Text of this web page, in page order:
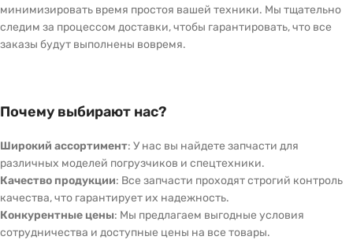
минимизировать время простоя вашей техники. Мы тщательно
следим за процессом доставки, чтобы гарантировать, что все
заказы будут выполнены вовремя.
Почему выбирают нас?
Широкий ассортимент: У нас вы найдете запчасти для
различных моделей погрузчиков и спецтехники.
Качество продукции: Все запчасти проходят строгий контроль
качества, что гарантирует их надежность.
Конкурентные цены: Мы предлагаем выгодные условия
сотрудничества и доступные цены на все товары.